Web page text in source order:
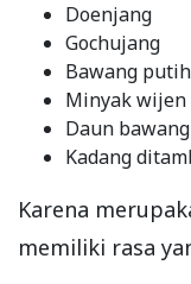
Doenjang
Gochujang
Bawang putih
Minyak wijen
Daun bawang
Kadang
Karena
memiliki rasa